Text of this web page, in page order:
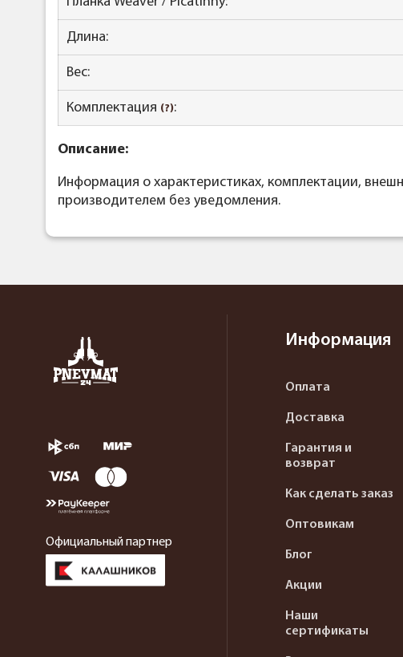
Длина:
Вес:
Комплектация (?):
Описание:
Информация о характеристиках, комплектации,
производителем без уведомления.
Официальный партнер
Информация
Оплата
Доставка
Гарантия и
возврат
Как сделать заказ
Оптовикам
Блог
Акции
Наши
сертификаты